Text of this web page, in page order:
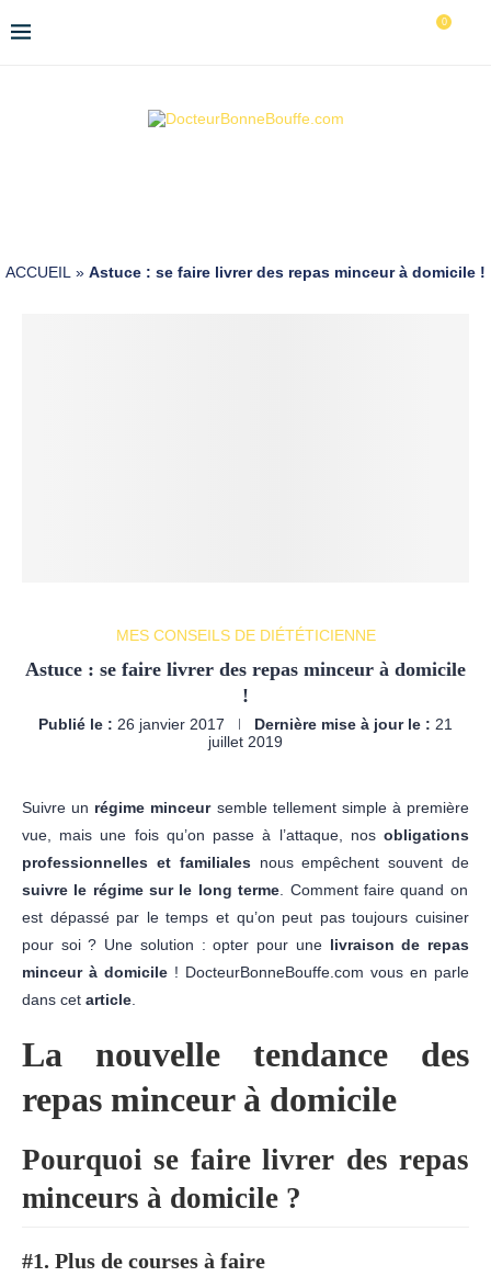
0
ACCUEIL » Astuce : se faire livrer des repas minceur à domicile !
MES CONSEILS DE DIÉTÉTICIENNE
Astuce : se faire livrer des repas minceur à domicile
!
Publié le : 26 janvier 2017 Dernière mise à jour le : 21
juillet 2019
Suivre un régime minceursemble tellement simple à première
vue, mais une fois qu’on passe à l’attaque, nos obligations
professionnelles et familialesnous empêchent souvent de
suivre le régime sur le long terme . Comment faire quand on
est dépassé par le temps et qu’on peut pas toujours cuisiner
pour soi ? Une solution : opter pour une livraison de repas
minceur à domicile ! DocteurBonneBouffe.com vous en parle
dans cet article
La nouvelle tendance des
repas minceur à domicile
Pourquoi se faire livrer des repas
minceurs à domicile ?
#1. Plus de courses à faire